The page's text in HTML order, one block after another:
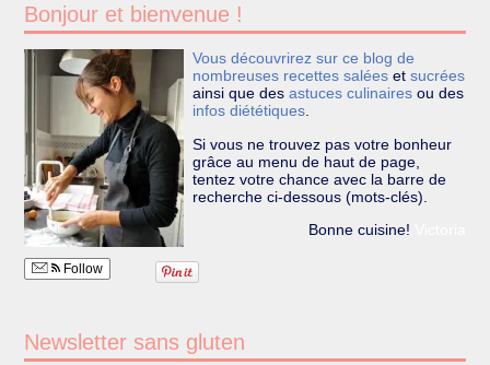
Bonjour et bienvenue !
Vous découvrirez sur ce blog de
nombreuses recettes saléeset sucrées
ainsi que des astuces culinairesou des
infos diététiques.
Si vous ne trouvez pas votre bonheur
grâce au menu de haut de page,
tentez votre chance avec la barre de
recherche ci-dessous (mots-clés).
Bonne cuisine!
Follow
Newsletter sans gluten